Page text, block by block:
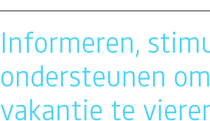
Informeren,
ondersteunen
vakantie te